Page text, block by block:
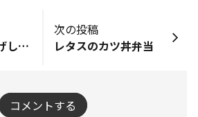
新ジャがの丸揚げしました。
次の投稿
レタスのカツ丼弁当
コメントする